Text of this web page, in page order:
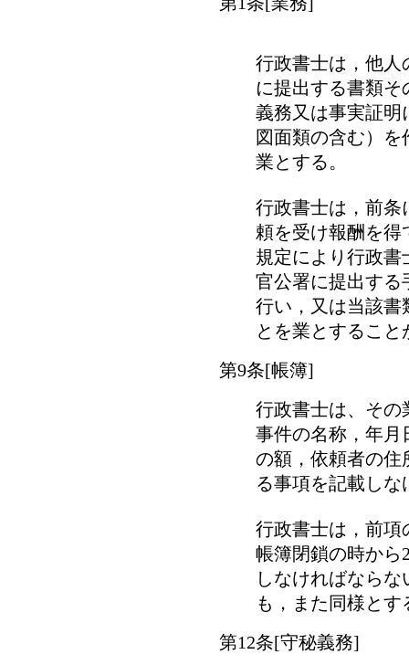
行政書士は，他人
に提出する書類そ
義務又は事実証明
図面類の含む）
業とする。
行政書士は，前条
頼を受け報酬を得
規定により行政
官公署に提出する
行い，又は当該書
とを業とすること
第9条[帳簿]
行政書士は、その
事件の名称，年月
の額，依頼者の住
る事項を記載し
行政書士は，前項
帳簿閉鎖の時から
しなければなら
も，また同様とす
第12条[守秘義務]